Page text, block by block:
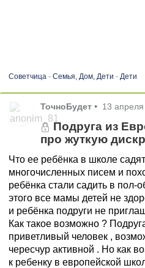
Советчица- Семья, Дом, Дети - Дети
ТочноБудет • 13
Подруга из
про жуткую
Что ее ребёнка в школе
многочисленных писем и
ребёнка стали садить в пол-
этого все мамы детей не
и ребёнка подруги не
Как такое возможно ?
приветливый человек ,
чересчур активной . Но как
к ребенку в европейской